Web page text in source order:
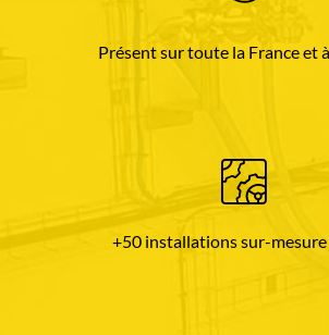
Présent sur toute la France et
+50 installations sur-mesure